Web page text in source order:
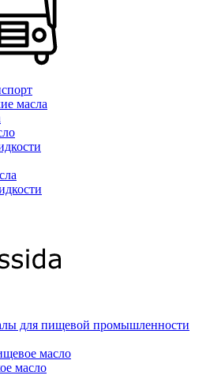
масла
для пищевой промышленности
масло
масло